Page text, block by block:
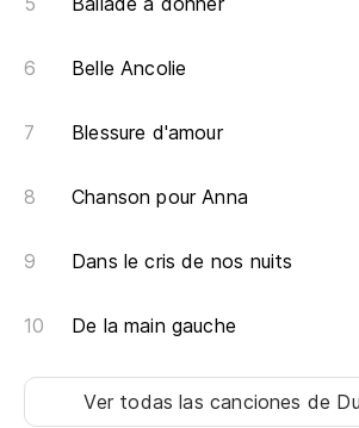
Belle Ancolie
Blessure d'amour
Chanson pour Anna
Dans le cris de nos nuits
De la main gauche
Ver todas las canciones de